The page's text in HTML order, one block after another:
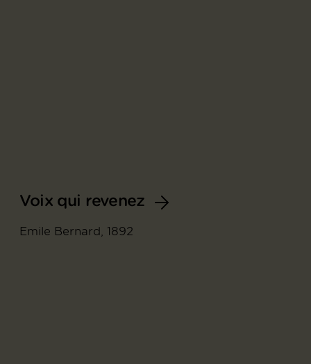
Voix qui revenez
Emile Bernard, 1892